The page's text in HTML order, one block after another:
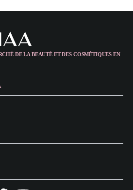
DE LA BEAUTÉ ET DES COSMÉTIQUES EN